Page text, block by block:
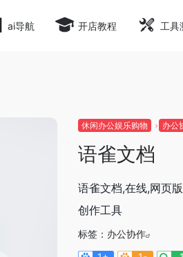
ai导航 开店教程 工具
休闲办公娱乐购物 办公
语雀文档
语雀文档,在线,网页
创作工具
标签： 办公协作